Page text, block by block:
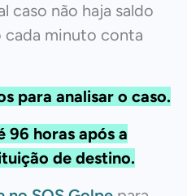
caso não haja saldo
cada minuto conta
para analisar o caso.
96 horas após a
de destino.